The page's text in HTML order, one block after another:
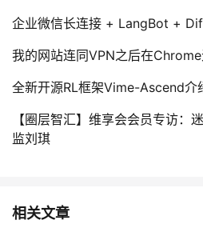
企业微信长连接 + LangBot +
我的网站连同VPN之后在
全新开源RL框架Vime-Ascend
【圈层智汇】维享会会员专访：
监刘琪
相关文章